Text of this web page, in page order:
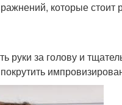
которые стоит
за голову и